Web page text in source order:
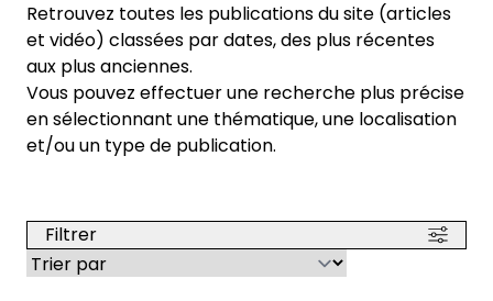
Retrouvez toutes les publications du site (articles
et vidéo) classées par dates, des plus récentes
aux plus anciennes.
Vous pouvez effectuer une recherche plus précise
en sélectionnant une thématique, une localisation
et/ou un type de publication.
Filtrer